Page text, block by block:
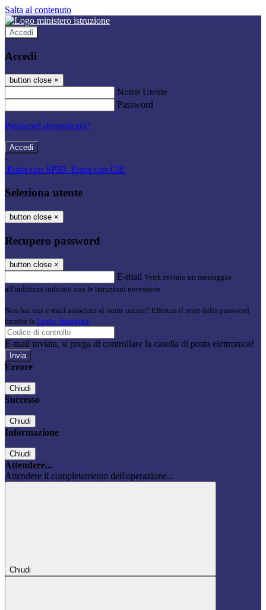
Salta al contenuto
Accedi
Accedi
button close ×
Nome Utente
Password
Password dimenticata?
-
Entra con SPID Entra con CIE
Seleziona utente
button close ×
Recupero password
button close ×
E-mail Verrà inviato un messaggio
all'indirizzo indicato con le istruzioni necessarie.
Non hai una e-mail associata al nome utente? Effettua il reset della password
tramite la Login Spaggiari
E-mail inviata, si prega di controllare la casella di posta elettronica!
Errore
Chiudi
Successo
Chiudi
Informazione
Chiudi
Attendere...
Attendere il completamento dell'operazione...
Chiudi